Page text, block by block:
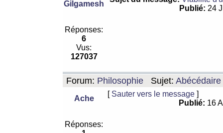
Gilgamesh
Publié: 24
Réponses:
6
Vus:
127037
Forum: Philosophie Sujet: Abécédaire
Ache
[ Sauter vers le message ]
Publié: 16
Réponses: